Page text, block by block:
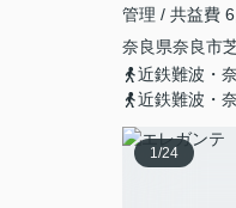
管理 / 共益費
奈良県奈良市
近鉄難波・
近鉄難波・
1 /24